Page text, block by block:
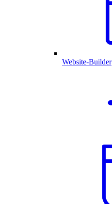
Website-Builder